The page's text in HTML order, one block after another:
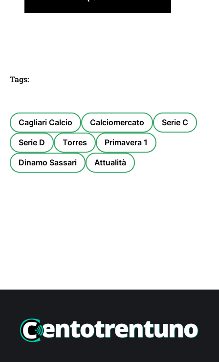
Tags:
Cagliari Calcio Calciomercato Serie C
Serie D Torres Primavera 1
Dinamo Sassari Attualità